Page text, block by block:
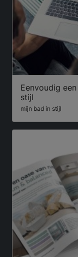
Eenvoudig
stijl
mijn bad in stijl